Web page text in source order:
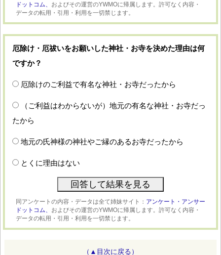
ドットコム、 およびその運営のYWMOに帰属します。許可なく内容・
データの転用・引用・利用を一切禁じます。
厄除け・厄祓いをお願いした神社・お寺を決めた理由は何
ですか？
厄除けのご利益で有名な神社・お寺だったから
（ご利益はわからないが）地元の有名な神社・お寺だっ
たから
地元の氏神様の神社やご縁のあるお寺だったから
とくに理由はない
同アンケートの内容・データは全て姉妹サイト： アンケート・アンサー
ドットコム、 およびその運営のYWMOに帰属します。許可なく内容・
データの転用・引用・利用を一切禁じます。
（▲目次に戻る）